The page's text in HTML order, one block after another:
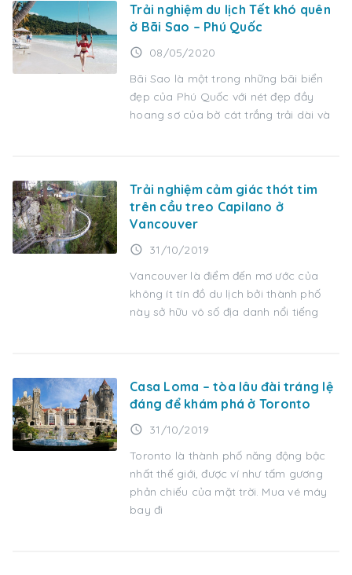
Trải nghiệm du lịch Tết khó quên
ở Bãi Sao – Phú Quốc
access_time 08/05/2020
Bãi Sao là một trong những bãi biển
đẹp của Phú Quốc với nét đẹp đầy
hoang sơ của bờ cát trắng trải dài và
Trải nghiệm cảm giác thót tim
trên cầu treo Capilano ở
Vancouver
access_time 31/10/2019
Vancouver là điểm đến mơ ước của
không ít tín đồ du lịch bởi thành phố
này sở hữu vô số địa danh nổi tiếng
Casa Loma – tòa lâu đài tráng lệ
đáng để khám phá ở Toronto
access_time 31/10/2019
Toronto là thành phố năng động bậc
nhất thế giới, được ví như tấm gương
phản chiếu của mặt trời. Mua vé máy
bay đi